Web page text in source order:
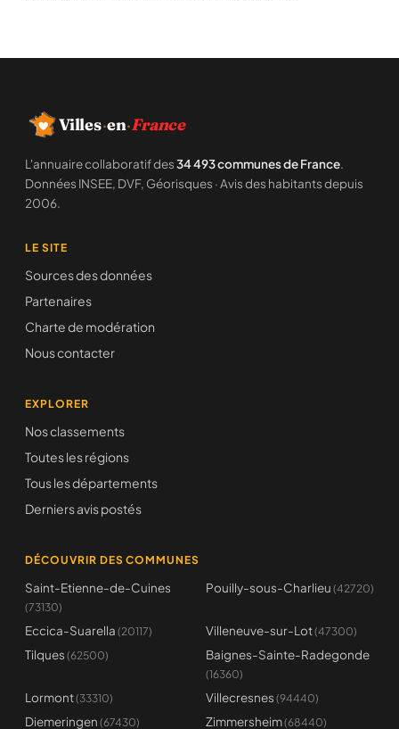
Villes·en·France
L'annuaire collaboratif des34 493 communes de France.
Données INSEE, DVF, Géorisques · Avis des habitants depuis
2006.
LE SITE
Sources des données
Partenaires
Charte de modération
Nous contacter
EXPLORER
Nos classements
Toutes les régions
Tous les départements
Derniers avis postés
DÉCOUVRIR DES COMMUNES
Saint-Etienne-de-Cuines
(73130)
Pouilly-sous-Charlieu (42720)
Eccica-Suarella (20117) Villeneuve-sur-Lot(47300)
Tilques (62500) Baignes-Sainte-Radegonde
(16360)
Lormont(33310) Villecresnes (94440)
Diemeringen (67430) Zimmersheim(68440)